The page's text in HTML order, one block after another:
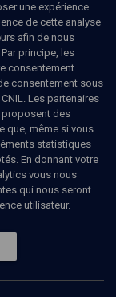
département
une expérience
de cette analyse
afin de nous
principe, les
consentement.
consentement sous
Les partenaires
proposent des
que, même si vous
statistiques
En donnant votre
vous nous
qui nous seront
utilisateur.